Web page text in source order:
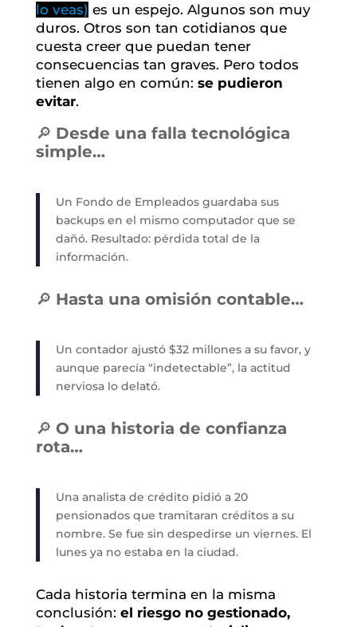
lo veas) es un espejo. Algunos son muy
duros. Otros son tan cotidianos que
cuesta creer que puedan tener
consecuencias tan graves. Pero todos
tienen algo en común: se pudieron
evitar.
🔎 Desde una falla tecnológica
simple…
Un Fondo de Empleados guardaba sus
backups en el mismo computador que se
dañó. Resultado: pérdida total de la
información.
🔎 Hasta una omisión contable…
Un contador ajustó $32 millones a su favor, y
aunque parecía “indetectable”, la actitud
nerviosa lo delató.
🔎 O una historia de confianza
rota…
Una analista de crédito pidió a 20
pensionados que tramitaran créditos a su
nombre. Se fue sin despedirse un viernes. El
lunes ya no estaba en la ciudad.
Cada historia termina en la misma
conclusión: el riesgo no gestionado,